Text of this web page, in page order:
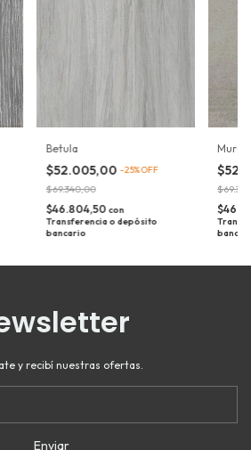
Betula
$52.005,00 -25%OFF
$69.340,00
$46.804,50 con
Transferencia o depósito
bancario
y recibí nuestras ofertas.